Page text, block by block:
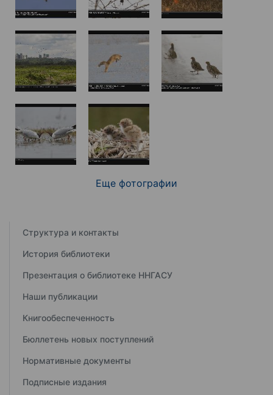
Еще фотографии
Структура и контакты
История библиотеки
Презентация о библиотеке ННГАСУ
Наши публикации
Книгообеспеченность
Бюллетень новых поступлений
Нормативные документы
Подписные издания